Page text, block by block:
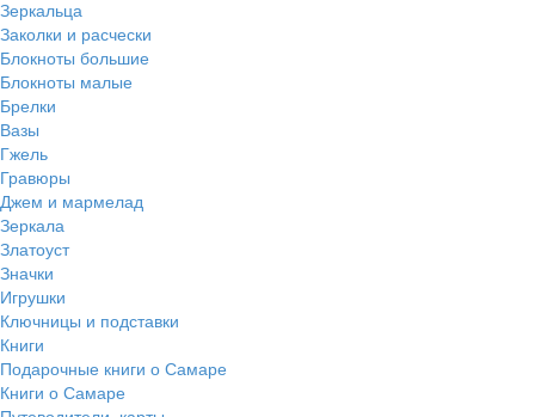
Зеркальца
Заколки и расчески
Блокноты большие
Блокноты малые
Брелки
Вазы
Гжель
Гравюры
Джем и мармелад
Зеркала
Златоуст
Значки
Игрушки
Ключницы и подставки
Книги
Подарочные книги о Самаре
Книги о Самаре